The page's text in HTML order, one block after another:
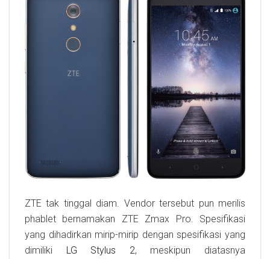
ZTE tak tinggal diam. Vendor tersebut pun merilis
phablet bernamakan ZTE Zmax Pro. Spesifikasi
yang dihadirkan mirip-mirip dengan spesifikasi yang
dimiliki LG Stylus 2, meskipun diatasnya